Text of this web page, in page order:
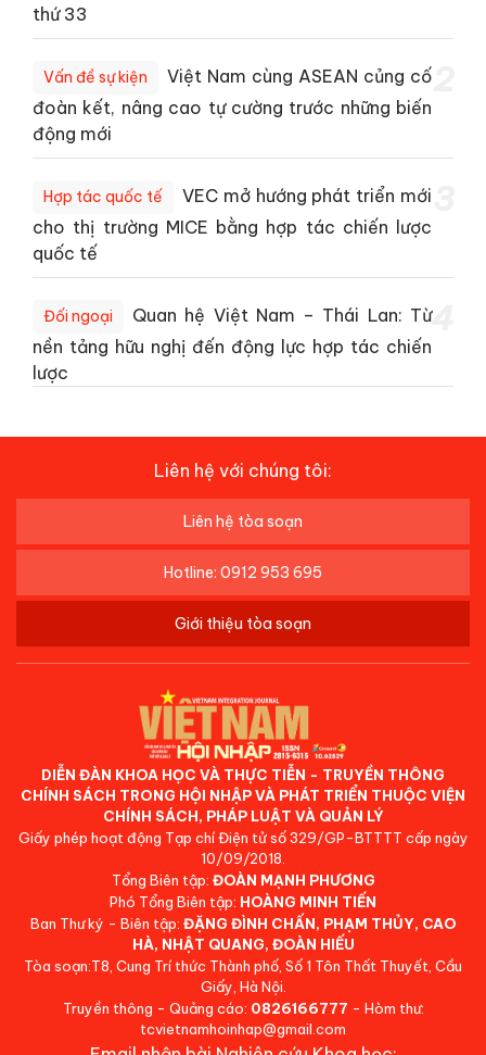
thứ 33
Vấn đề sự kiện
Việt Nam cùng ASEAN củng cố
đoàn kết, nâng cao tự cường trước những biến
động mới
Hợp tác quốc tế
VEC mở hướng phát triển mới
cho thị trường MICE bằng hợp tác chiến lược
quốc tế
Đối ngoại
Quan hệ Việt Nam – Thái Lan: Từ
nền tảng hữu nghị đến động lực hợp tác chiến
lược
4
Liên hệ với chúng tôi:
Liên hệ tòa soạn
Hotline: 0912 953 695
Giới thiệu tòa soạn
DIỄN ĐÀN KHOA HỌC VÀ THỰC TIỄN - TRUYỀN THÔNG
CHÍNH SÁCH TRONG HỘI NHẬP VÀ PHÁT TRIỂN THUỘC VIỆN
CHÍNH SÁCH, PHÁP LUẬT VÀ QUẢN LÝ
Giấy phép hoạt động Tạp chí Điện tử số 329/GP-BTTTT cấp ngày
10/09/2018.
Tổng Biên tập: ĐOÀN MẠNH PHƯƠNG
Phó Tổng Biên tập: HOÀNG MINH TIẾN
Ban Thư ký - Biên tập: ĐẶNG ĐÌNH CHẤN, PHẠM THỦY, CAO
HÀ, NHẬT QUANG, ĐOÀN HIẾU
Tòa soạn:T8, Cung Trí thức Thành phố, Số 1 Tôn Thất Thuyết, Cầu
Giấy, Hà Nội.
Truyền thông - Quảng cáo: 0826166777 - Hòm thư:
tcvietnamhoinhap@gmail.com